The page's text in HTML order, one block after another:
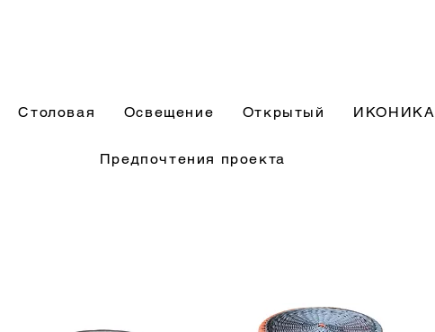
Столовая Освещение Открытый ИКОНИКА
Предпочтения проекта